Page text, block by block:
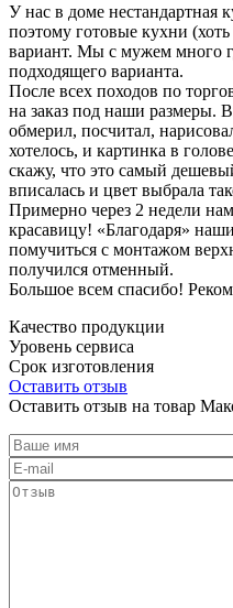
У нас в доме нестандартная
поэтому готовые кухни
вариант. Мы с мужем много
подходящего варианта.
После всех походов по
на заказ под наши размеры.
обмерил, посчитал,
хотелось, и картинка в
скажу, что это самый
вписалась и цвет выбрала
Примерно через 2 недели
красавицу! «Благодаря»
помучиться с монтажом
получился отменный.
Большое всем спасибо!
Качество продукции
Уровень сервиса
Срок изготовления
Оставить отзыв
Оставить отзыв на товар